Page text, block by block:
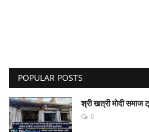
POPULAR POSTS
श्री खत्री मोदी समाज
0